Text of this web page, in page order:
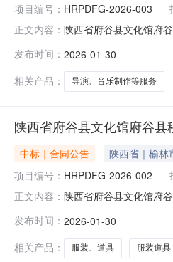
项目编号： HRPDFG-2026-003
正文内容： 陕西省府谷县文化馆府
文化馆大楼联系方式：
发布时间： 2026-01-30
相关产品：
导演、音乐制作等服务
陕西省府谷县文化馆府谷
中标｜合同公告 陕西省｜榆林
项目编号： HRPDFG-2026-002
正文内容： 陕西省府谷县文化馆府
式：13720442387供应
发布时间： 2026-01-30
相关产品：
服装、道具 服装道具